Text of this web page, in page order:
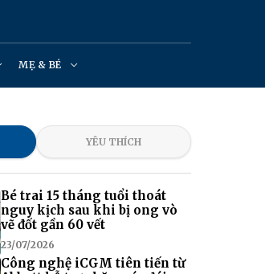
MẸ & BÉ
YÊU THÍCH
Bé trai 15 tháng tuổi thoát
nguy kịch sau khi bị ong vò
vẽ đốt gần 60 vết
23/07/2026
Công nghệ iCGM tiên tiến từ